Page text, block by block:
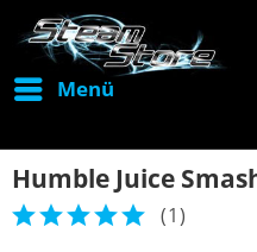
Menü
Humble Juice
(1)